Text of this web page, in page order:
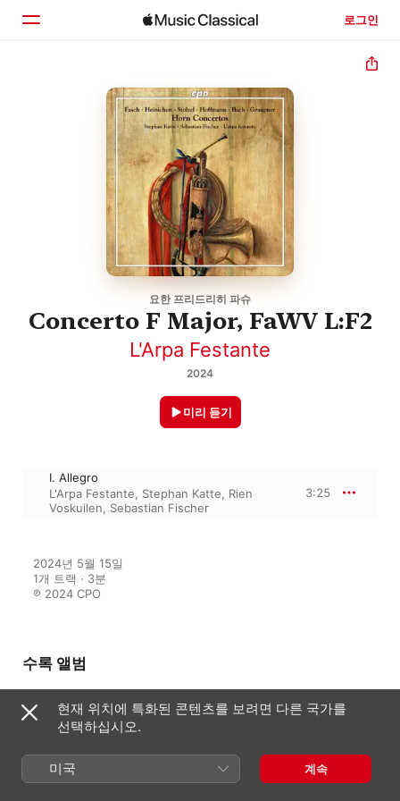
로그인
둘러보기
요한 프리드리히 파슈
Concerto F Major, FaWV L:F2
L'Arpa Festante
2024
미리 듣기
I. Allegro
L'Arpa Festante, Stephan Katte, Rien
Voskuilen, Sebastian Fischer
3:25
2024년 5월 15일
1개 트랙 · 3분
℗ 2024 CPO
수록 앨범
Fasch, Heinichen & Others:
Horn Concertos
Sebastian Fischer,Stephan Katte,
Rien Voskuilen
현재 위치에 특화된 콘텐츠를 보려면 다른 국가를
선택하십시오.
미국 계속